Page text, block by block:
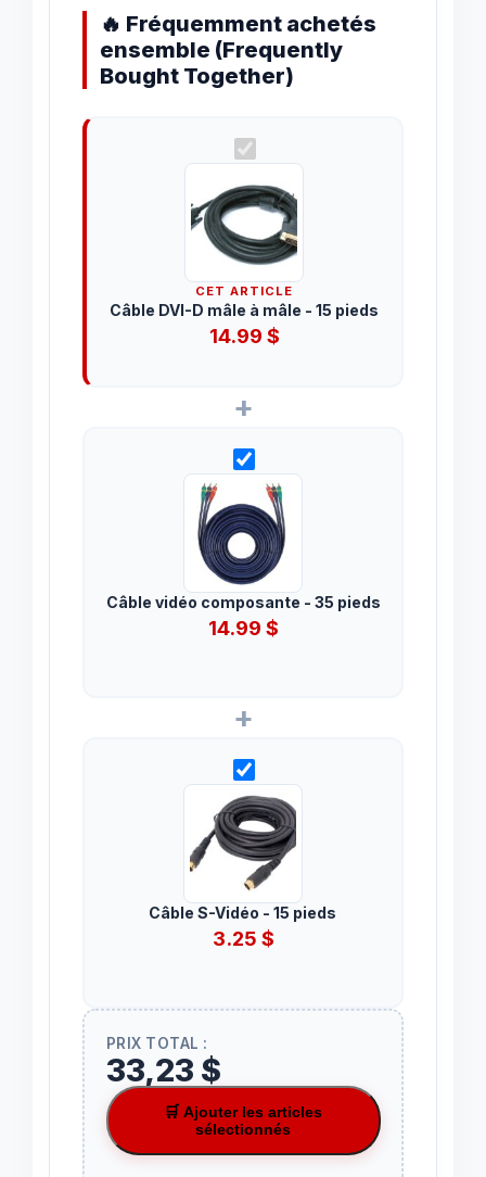
🔥 Fréquemment achetés
ensemble (Frequently
Bought Together)
CET ARTICLE
Câble DVI-D mâle à mâle - 15 pieds
14.99 $
+
Câble vidéo composante - 35 pieds
14.99 $
+
Câble S-Vidéo - 15 pieds
3.25 $
PRIX TOTAL :
33,23 $
🛒 Ajouter les articles
sélectionnés